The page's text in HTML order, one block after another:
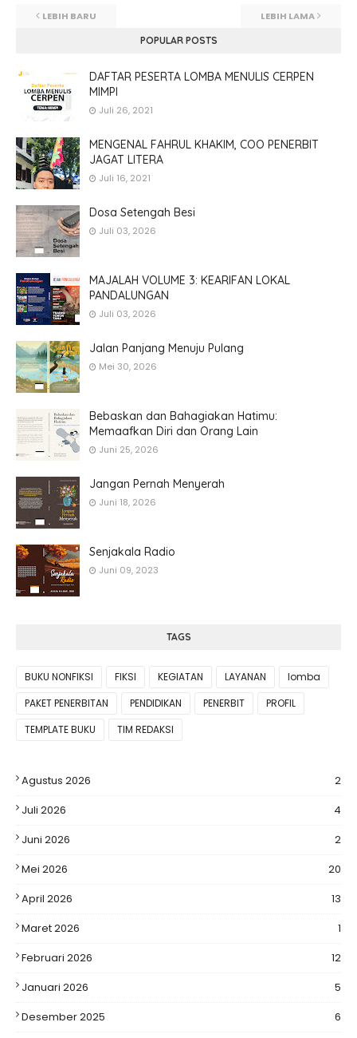
LEBIH BARU LEBIH LAMA
POPULAR POSTS
DAFTAR PESERTA LOMBA MENULIS CERPEN
MIMPI
Juli 26, 2021
MENGENAL FAHRUL KHAKIM, COO PENERBIT
JAGAT LITERA
Juli 16, 2021
Dosa Setengah Besi
Juli 03, 2026
MAJALAH VOLUME 3: KEARIFAN LOKAL
PANDALUNGAN
Juli 03, 2026
Jalan Panjang Menuju Pulang
Mei 30, 2026
Bebaskan dan Bahagiakan Hatimu:
Memaafkan Diri dan Orang Lain
Juni 25, 2026
Jangan Pernah Menyerah
Juni 18, 2026
Senjakala Radio
Juni 09, 2023
TAGS
BUKU NONFIKSI FIKSI KEGIATAN LAYANAN
lomba
PAKET PENERBITAN
PENDIDIKAN PENERBIT
PROFIL
TEMPLATE BUKU
TIM REDAKSI
Agustus 2026
2
Juli 2026
4
Juni 2026
2
Mei 2026
20
April 2026
13
Maret 2026
1
Februari 2026
12
Januari 2026
5
Desember 2025
6